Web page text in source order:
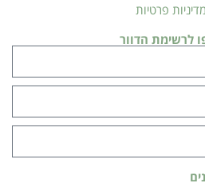
מדיניות פרטיות
לרשימת הדוור